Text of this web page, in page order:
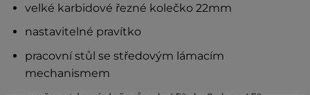
velké karbidové řezné kolečko 22mm
nastavitelné pravítko
pracovní stůl se středovým lámacím
mechanismem